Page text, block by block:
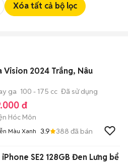
Xóa tất cả bộ lọc
Vision 2024 Trắng, Nâu
ga 100 - 175 cc Đã sử dụng
đ
Hóc Môn
Nguyễn Màu Xanh 3.9 388 đã bán
SE2 128GB Đen Lưng bể